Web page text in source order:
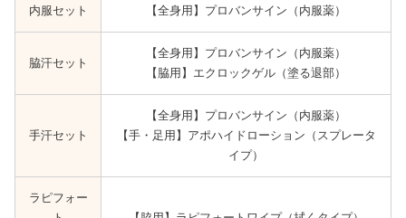
内服セット 【全身用】プロバンサイン（内服薬）
脇汗セット
【全身用】プロバンサイン（内服薬）
【脇用】エクロックゲル（塗る退部）
手汗セット
【全身用】プロバンサイン（内服薬）
【手・足用】アポハイドローション（スプレータ
イプ）
ラピフォー